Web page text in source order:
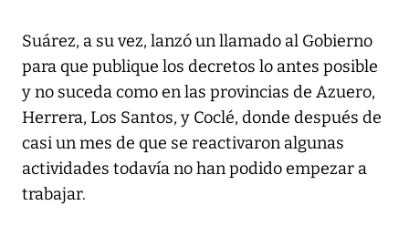
Suárez, a su vez, lanzó un llamado al Gobierno
para que publique los decretos lo antes posible
y no suceda como en las provincias de Azuero,
Herrera, Los Santos, y Coclé, donde después de
casi un mes de que se reactivaron algunas
actividades todavía no han podido empezar a
trabajar.